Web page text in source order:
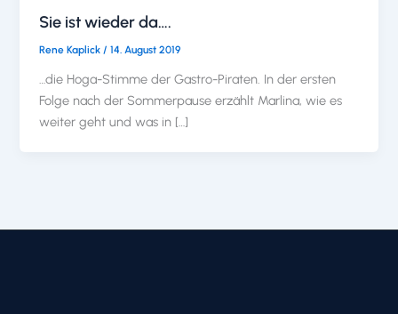
Sie ist wieder da….
Rene Kaplick/14. August 2019
…die Hoga-Stimme der Gastro-Piraten. In der ersten
Folge nach der Sommerpause erzählt Marlina, wie es
weiter geht und was in […]